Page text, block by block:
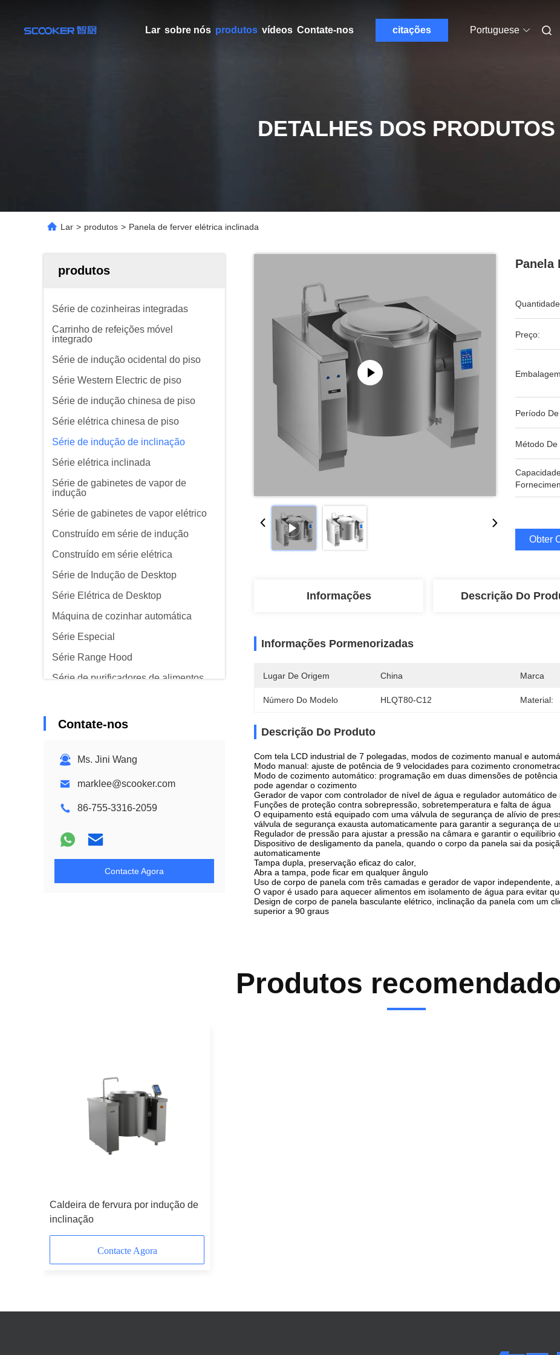
Lar sobre nós produtos vídeos Contate-nos citações Portuguese
DETALHES DOS PRODUTOS
Lar > produtos > Panela de ferver elétrica inclinada
produtos
Série de cozinheiras integradas
Carrinho de refeições móvel
integrado
Série de indução ocidental do piso
Série Western Electric de piso
Série de indução chinesa de piso
Série elétrica chinesa de piso
Série de indução de inclinação
Série elétrica inclinada
Série de gabinetes de vapor de
indução
Série de gabinetes de vapor elétrico
Construído em série de indução
Construído em série elétrica
Série de Indução de Desktop
Série Elétrica de Desktop
Máquina de cozinhar automática
Série Especial
Série Range Hood
Série de purificadores de alimentos
Contate-nos
Ms. Jini Wang
marklee@scooker.com
86-755-3316-2059
Contacte Agora
Panela
Preço:
Período
Método De
Obter
Informações Descrição Do
Informações Pormenorizadas
Lugar De Origem China Marca
Número Do Modelo HLQT80-C12 Material:
Descrição Do Produto
Com tela LCD industrial de 7 polegadas, modos de cozimento manual e
Modo manual: ajuste de potência de 9 velocidades para cozimento
Modo de cozimento automático: programação em duas dimensões de
pode agendar o cozimento
Gerador de vapor com controlador de nível de água e regulador automático de
Funções de proteção contra sobrepressão, sobretemperatura e falta de água
O equipamento está equipado com uma válvula de segurança de alívio de
válvula de segurança exausta automaticamente para garantir a segurança de
Regulador de pressão para ajustar a pressão na câmara e garantir o equilíbrio
Dispositivo de desligamento da panela, quando o corpo da panela sai da
automaticamente
Tampa dupla, preservação eficaz do calor,
Abra a tampa, pode ficar em qualquer ângulo
Uso de corpo de panela com três camadas e gerador de vapor independente,
O vapor é usado para aquecer alimentos em isolamento de água para evitar
Design de corpo de panela basculante elétrico, inclinação da panela com um
superior a 90 graus
Produtos
Caldeira de fervura por indução de
inclinação
Contacte Agora